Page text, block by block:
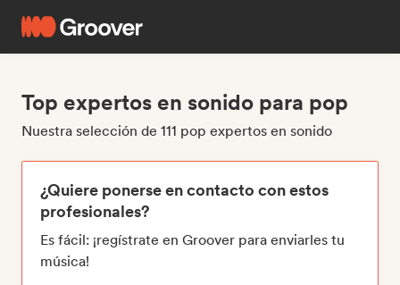
Top expertos en sonido para pop
Nuestra selección de 111 pop expertos en sonido
¿Quiere ponerse en contacto con estos
profesionales?
Es fácil: ¡regístrate en Groover para enviarles tu
música!